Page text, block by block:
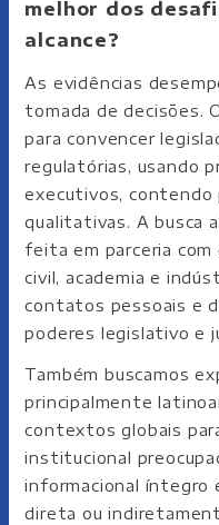
melhor dos
alcance?
As evidências
tomada de decisões.
para convencer
regulatórias, usando
executivos,
qualitativas. A busca
feita em parceria com
civil, academia e
contatos pessoais e
poderes legislativo e
Também buscamos
principalmente
contextos globais
institucional
informacional íntegro
direta ou